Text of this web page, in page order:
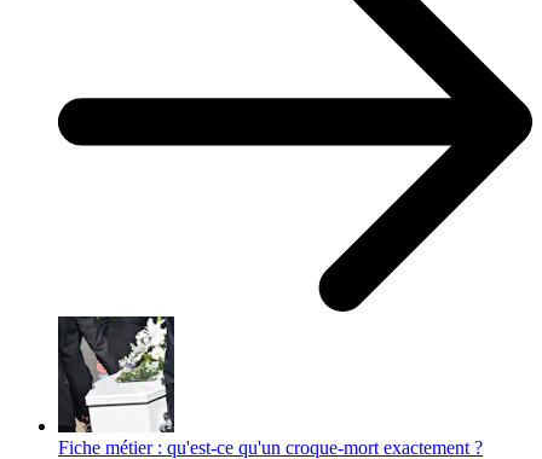
Fiche métier : qu'est-ce qu'un croque-mort exactement ?